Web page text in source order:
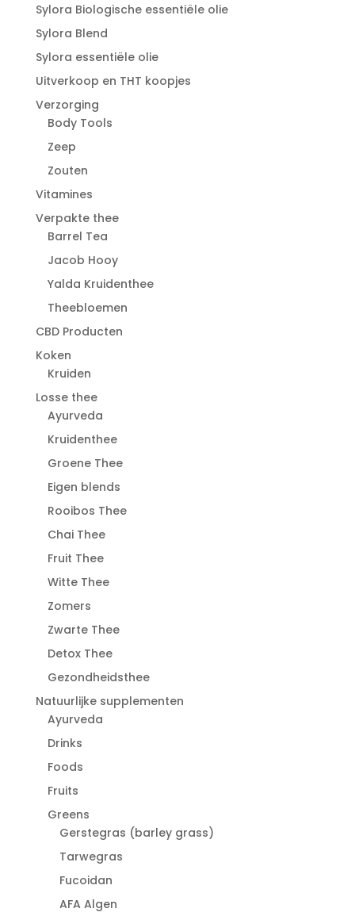
Sylora Biologische essentiële olie
Sylora Blend
Sylora essentiële olie
Uitverkoop en THT koopjes
Verzorging
Body Tools
Zeep
Zouten
Vitamines
Verpakte thee
Barrel Tea
Jacob Hooy
Yalda Kruidenthee
Theebloemen
CBD Producten
Koken
Kruiden
Losse thee
Ayurveda
Kruidenthee
Groene Thee
Eigen blends
Rooibos Thee
Chai Thee
Fruit Thee
Witte Thee
Zomers
Zwarte Thee
Detox Thee
Gezondheidsthee
Natuurlijke supplementen
Ayurveda
Drinks
Foods
Fruits
Greens
Gerstegras (barley grass)
Tarwegras
Fucoidan
AFA Algen